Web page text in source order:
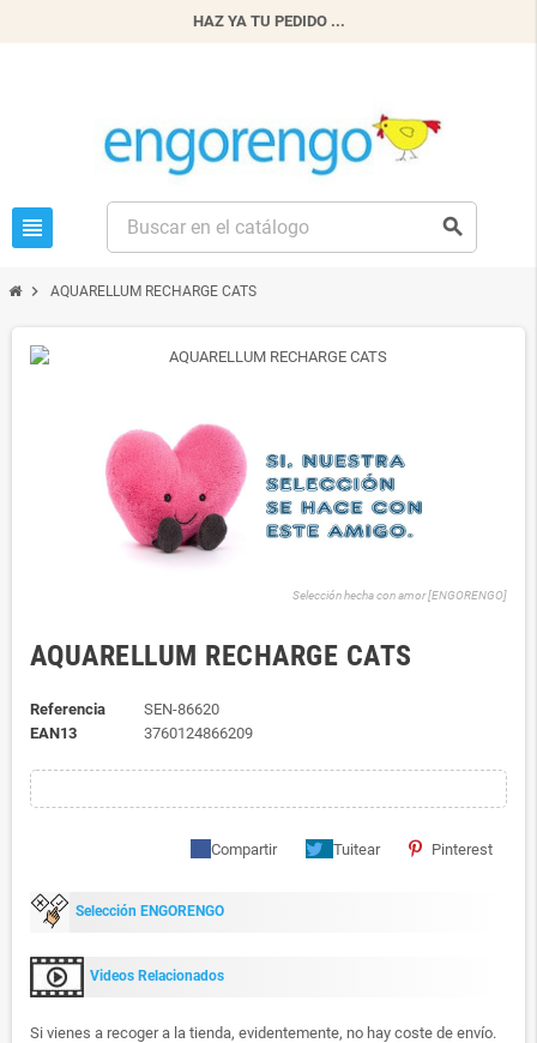
HAZ YA TU PEDIDO ...
view_headline search
chevron_right AQUARELLUM RECHARGE CATS
Selección hecha con amor [ENGORENGO]
AQUARELLUM RECHARGE CATS
Referencia
SEN-86620
EAN13
3760124866209
Compartir Tuitear Pinterest
Selección ENGORENGO
Videos Relacionados
Si vienes a recoger a la tienda, evidentemente, no hay coste de envío.